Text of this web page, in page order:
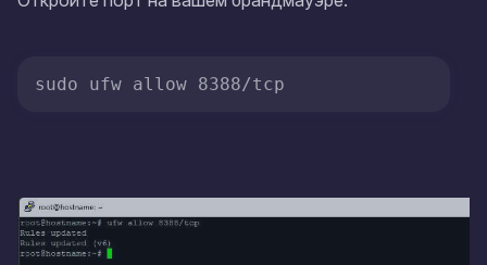
sudo ufw allow 8388/tcp